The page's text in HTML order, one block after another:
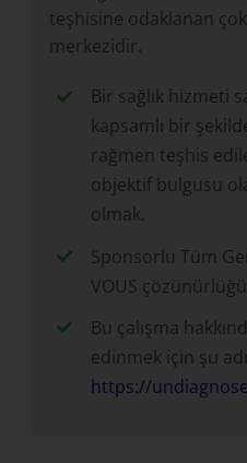
teşhisine odaklanan
merkezidir.
Bir sağlık hizmeti
kapsamlı bir
rağmen teşhis
objektif bulgusu
olmak.
Sponsorlu Tüm
VOUS
Bu çalışma
edinmek için şu
https://